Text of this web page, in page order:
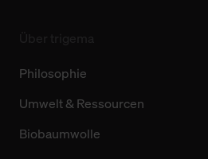
Philosophie
Umwelt & Ressourcen
Biobaumwolle